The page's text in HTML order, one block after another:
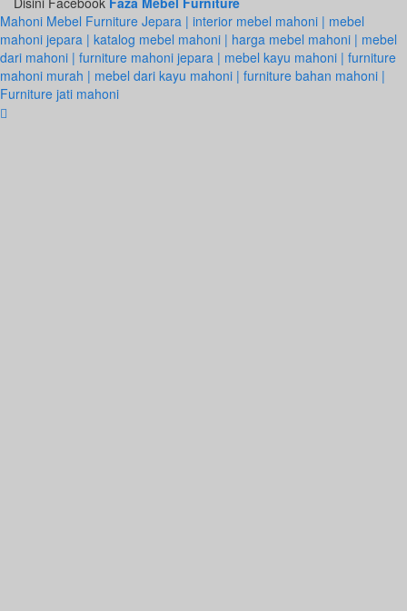
Mahoni Mebel Furniture Jepara | interior mebel mahoni | mebel
mahoni jepara | katalog mebel mahoni | harga mebel mahoni | mebel
dari mahoni | furniture mahoni jepara | mebel kayu mahoni | furniture
mahoni murah | mebel dari kayu mahoni | furniture bahan mahoni |
Furniture jati mahoni